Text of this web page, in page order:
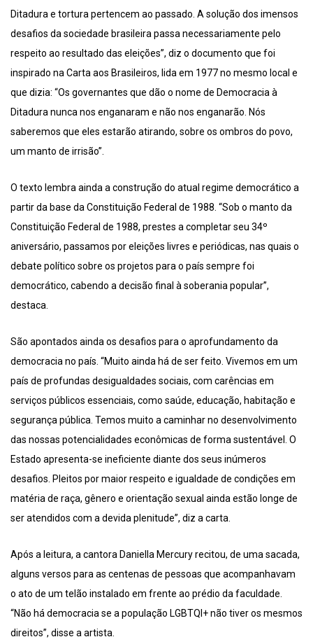
Ditadura e tortura pertencem ao passado. A solução dos imensos
desafios da sociedade brasileira passa necessariamente pelo
respeito ao resultado das eleições”, diz o documento que foi
inspirado na Carta aos Brasileiros, lida em 1977 no mesmo local e
que dizia: “Os governantes que dão o nome de Democracia à
Ditadura nunca nos enganaram e não nos enganarão. Nós
saberemos que eles estarão atirando, sobre os ombros do povo,
um manto de irrisão”.
O texto lembra ainda a construção do atual regime democrático a
partir da base da Constituição Federal de 1988. “Sob o manto da
Constituição Federal de 1988, prestes a completar seu 34º
aniversário, passamos por eleições livres e periódicas, nas quais o
debate político sobre os projetos para o país sempre foi
democrático, cabendo a decisão final à soberania popular”,
destaca.
São apontados ainda os desafios para o aprofundamento da
democracia no país. “Muito ainda há de ser feito. Vivemos em um
país de profundas desigualdades sociais, com carências em
serviços públicos essenciais, como saúde, educação, habitação e
segurança pública. Temos muito a caminhar no desenvolvimento
das nossas potencialidades econômicas de forma sustentável. O
Estado apresenta-se ineficiente diante dos seus inúmeros
desafios. Pleitos por maior respeito e igualdade de condições em
matéria de raça, gênero e orientação sexual ainda estão longe de
ser atendidos com a devida plenitude”, diz a carta.
Após a leitura, a cantora Daniella Mercury recitou, de uma sacada,
alguns versos para as centenas de pessoas que acompanhavam
o ato de um telão instalado em frente ao prédio da faculdade.
“Não há democracia se a população LGBTQI+ não tiver os mesmos
direitos”, disse a artista.